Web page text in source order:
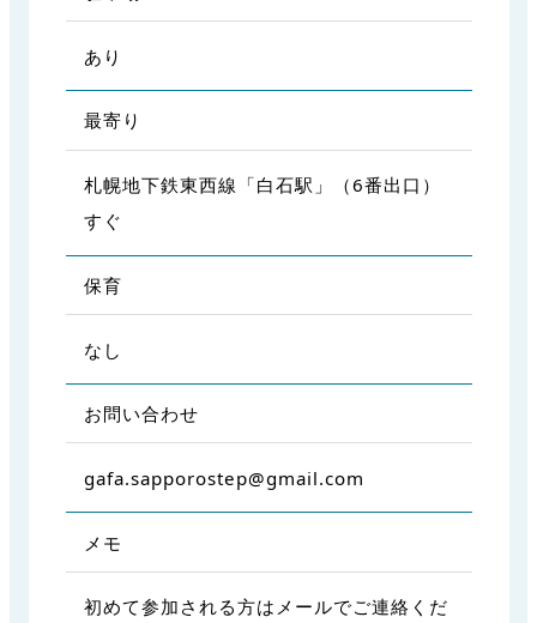
あり
最寄り
札幌地下鉄東西線「白石駅」（6番出口）
すぐ
保育
なし
お問い合わせ
gafa.sapporostep@gmail.com
メモ
初めて参加される方はメールでご連絡くだ